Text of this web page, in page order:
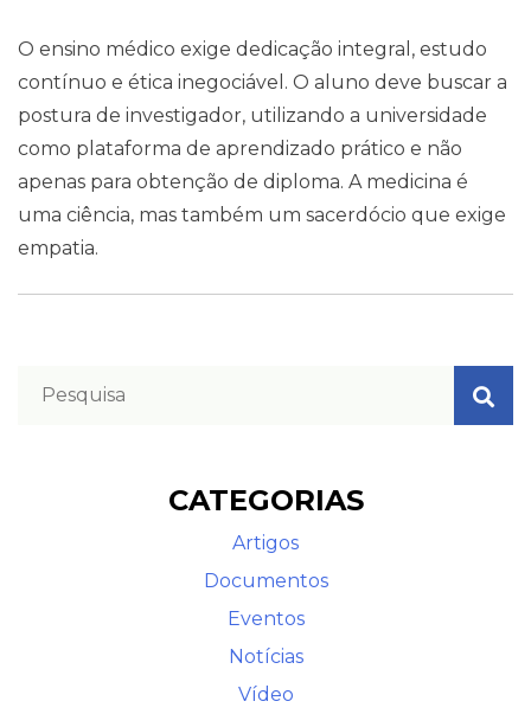
O ensino médico exige dedicação integral, estudo
contínuo e ética inegociável. O aluno deve buscar a
postura de investigador, utilizando a universidade
como plataforma de aprendizado prático e não
apenas para obtenção de diploma. A medicina é
uma ciência, mas também um sacerdócio que exige
empatia.
CATEGORIAS
Artigos
Documentos
Eventos
Notícias
Vídeo